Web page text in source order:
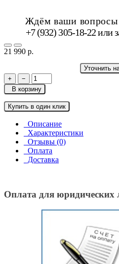
Ждём ваши вопросы
+7 (932) 305-18-22 или
21 990 р.
Уточнить
+
−
В корзину
Купить в один клик
Описание
Характеристики
Отзывы (0)
Оплата
Доставка
Оплата для юридических